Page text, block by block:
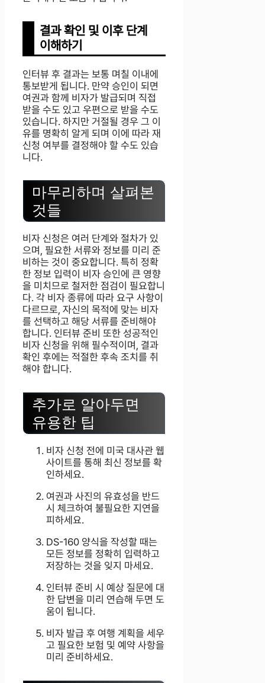
결과 확인 및 이후 단계
이해하기
인터뷰 후 결과는 보통 며칠 이내에
통보받게 됩니다. 만약 승인이 되면
여권과 함께 비자가 발급되며 직접
받을 수도 있고 우편으로 받을 수도
있습니다. 하지만 거절될 경우 그 이
유를 명확히 알게 되며 이에 따라 재
신청 여부를 결정해야 할 수도 있습
니다.
마무리하며 살펴본
것들
비자 신청은 여러 단계와 절차가 있
으며, 필요한 서류와 정보를 미리 준
비하는 것이 중요합니다. 특히 정확
한 정보 입력이 비자 승인에 큰 영향
을 미치므로 철저한 점검이 필요합니
다. 각 비자 종류에 따라 요구 사항이
다르므로, 자신의 목적에 맞는 비자
를 선택하고 해당 서류를 준비해야
합니다. 인터뷰 준비 또한 성공적인
비자 신청을 위해 필수적이며, 결과
확인 후에는 적절한 후속 조치를 취
해야 합니다.
추가로 알아두면
유용한 팁
비자 신청 전에 미국 대사관 웹
사이트를 통해 최신 정보를 확
인하세요.
여권과 사진의 유효성을 반드
시 체크하여 불필요한 지연을
피하세요.
DS-160 양식을 작성할 때는
모든 정보를 정확히 입력하고
저장하는 것을 잊지 마세요.
인터뷰 준비 시 예상 질문에 대
한 답변을 미리 연습해 두면 도
움이 됩니다.
비자 발급 후 여행 계획을 세우
고 필요한 보험 및 예약 사항을
미리 준비하세요.